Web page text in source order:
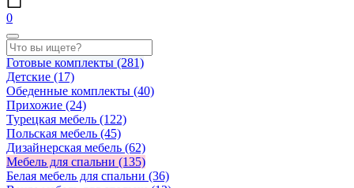
0
Готовые комплекты (281)
Детские (17)
Обеденные комплекты (40)
Прихожие (24)
Турецкая мебель (122)
Польская мебель (45)
Дизайнерская мебель (62)
Мебель для спальни (135)
Белая мебель для спальни (36)